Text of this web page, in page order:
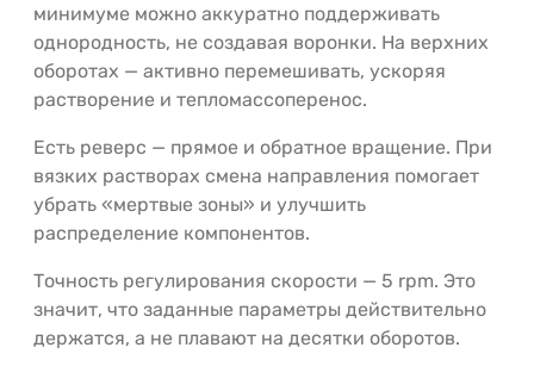
минимуме можно аккуратно поддерживать
однородность, не создавая воронки. На верхних
оборотах — активно перемешивать, ускоряя
растворение и тепломассоперенос.
Есть реверс — прямое и обратное вращение. При
вязких растворах смена направления помогает
убрать «мертвые зоны» и улучшить
распределение компонентов.
Точность регулирования скорости — 5 rpm. Это
значит, что заданные параметры действительно
держатся, а не плавают на десятки оборотов.